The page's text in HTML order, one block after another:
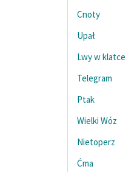
Cnoty
Upał
Lwy w klatce
Telegram
Ptak
Wielki Wóz
Nietoperz
Ćma